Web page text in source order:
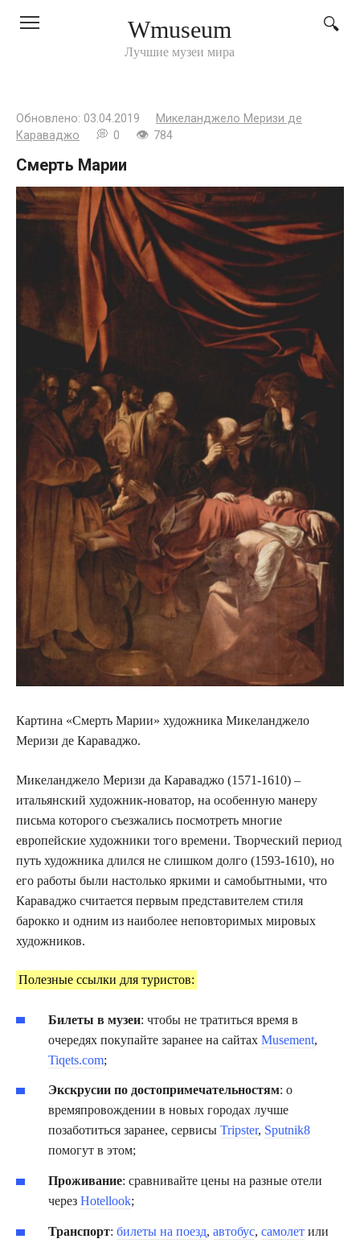
Wmuseum
Лучшие музеи мира
Обновлено: 03.04.2019
Микеланджело Меризи де
Караваджо
0 784
Смерть Марии
Картина «Смерть Марии» художника Микеланджело
Меризи де Караваджо.
Микеланджело Меризи да Караваджо (1571-1610) –
итальянский художник-новатор, на особенную манеру
письма которого съезжались посмотреть многие
европейские художники того времени. Творческий период
путь художника длился не слишком долго (1593-1610), но
его работы были настолько яркими и самобытными, что
Караваджо считается первым представителем стиля
барокко и одним из наиболее неповторимых мировых
художников.
Полезные ссылки для туристов:
Билеты в музеи: чтобы не тратиться время в
очередях покупайте заранее на сайтах Musement,
Tiqets.com;
Экскрусии по достопримечательностям: о
времяпровождении в новых городах лучше
позаботиться заранее, сервисы Tripster, Sputnik8
помогут в этом;
Проживание: сравнивайте цены на разные отели
через Hotellook;
Транспорт: билеты на поезд, автобус, самолет или